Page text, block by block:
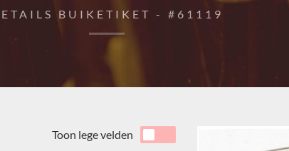
BUIKETIKET - #61119
Toon lege velden